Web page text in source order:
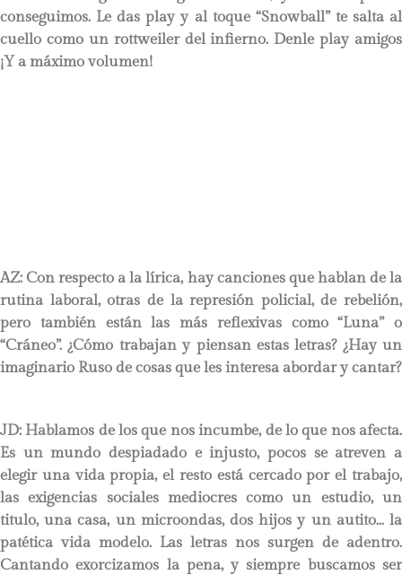
conseguimos. Le das play y al toque “Snowball” te salta al
cuello como un rottweiler del infierno. Denle play amigos
¡Y a máximo volumen!
AZ: Con respecto a la lírica, hay canciones que hablan de la
rutina laboral, otras de la represión policial, de rebelión,
pero también están las más reflexivas como “Luna” o
“Cráneo”. ¿Cómo trabajan y piensan estas letras? ¿Hay un
imaginario Ruso de cosas que les interesa abordar y cantar?
JD: Hablamos de los que nos incumbe, de lo que nos afecta.
Es un mundo despiadado e injusto, pocos se atreven a
elegir una vida propia, el resto está cercado por el trabajo,
las exigencias sociales mediocres como un estudio, un
titulo, una casa, un microondas, dos hijos y un autito… la
patética vida modelo. Las letras nos surgen de adentro.
Cantando exorcizamos la pena, y siempre buscamos ser